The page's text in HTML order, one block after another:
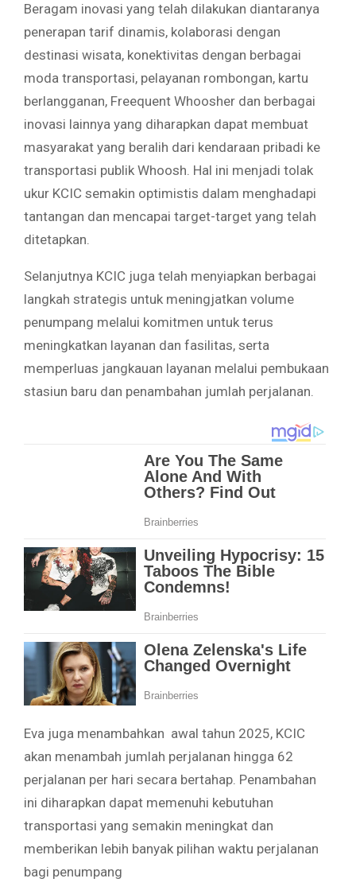
Beragam inovasi yang telah dilakukan diantaranya
penerapan tarif dinamis, kolaborasi dengan
destinasi wisata, konektivitas dengan berbagai
moda transportasi, pelayanan rombongan, kartu
berlangganan, Freequent Whoosher dan berbagai
inovasi lainnya yang diharapkan dapat membuat
masyarakat yang beralih dari kendaraan pribadi ke
transportasi publik Whoosh. Hal ini menjadi tolak
ukur KCIC semakin optimistis dalam menghadapi
tantangan dan mencapai target-target yang telah
ditetapkan.
Selanjutnya KCIC juga telah menyiapkan berbagai
langkah strategis untuk meningjatkan volume
penumpang melalui komitmen untuk terus
meningkatkan layanan dan fasilitas, serta
memperluas jangkauan layanan melalui pembukaan
stasiun baru dan penambahan jumlah perjalanan.
Eva juga menambahkan awal tahun 2025, KCIC
akan menambah jumlah perjalanan hingga 62
perjalanan per hari secara bertahap. Penambahan
ini diharapkan dapat memenuhi kebutuhan
transportasi yang semakin meningkat dan
memberikan lebih banyak pilihan waktu perjalanan
bagi penumpang